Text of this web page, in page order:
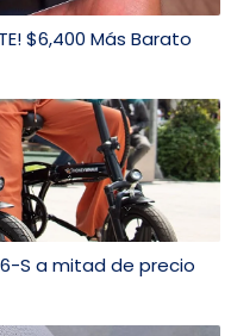
$6,400 Más Barato
S a mitad de precio